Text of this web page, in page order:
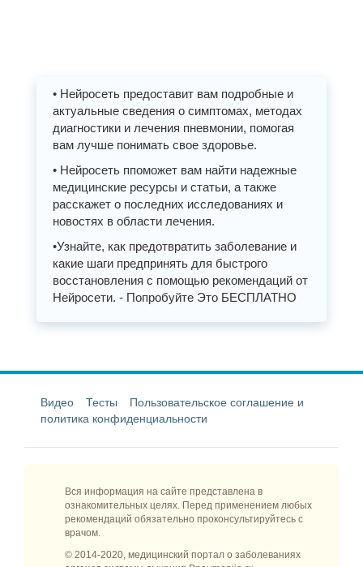
• Нейросеть предоставит вам подробные и
актуальные сведения о симптомах, методах
диагностики и лечения пневмонии, помогая
вам лучше понимать свое здоровье.
• Нейросеть ппоможет вам найти надежные
медицинские ресурсы и статьи, а также
расскажет о последних исследованиях и
новостях в области лечения.
•Узнайте, как предотвратить заболевание и
какие шаги предпринять для быстрого
восстановления с помощью рекомендаций от
Нейросети. - Попробуйте Это БЕСПЛАТНО
Видео Тесты
Пользовательское соглашение и
политика конфиденциальности
Вся информация на сайте представлена в
ознакомительных целях. Перед применением любых
рекомендаций обязательно проконсультируйтесь с
врачом.
© 2014-2020, медицинский портал о заболеваниях